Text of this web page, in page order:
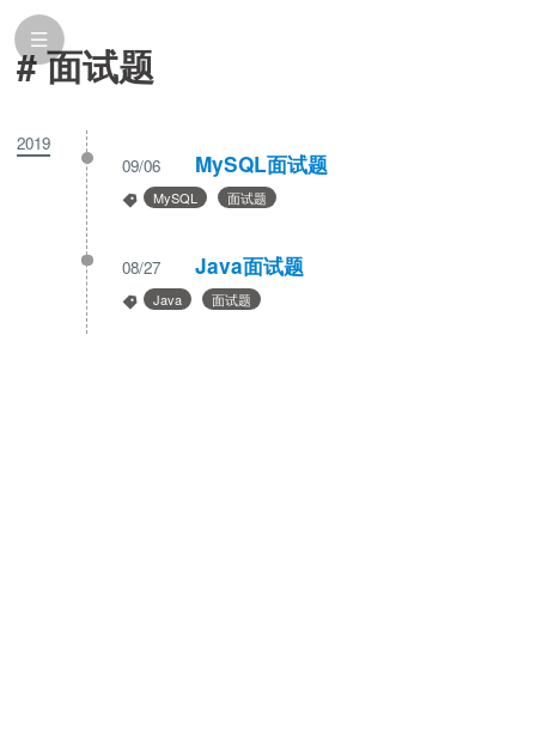
# 面试题
2019
09/06
MySQL面试题
MySQL 面试题
08/27 Java面试题
Java 面试题